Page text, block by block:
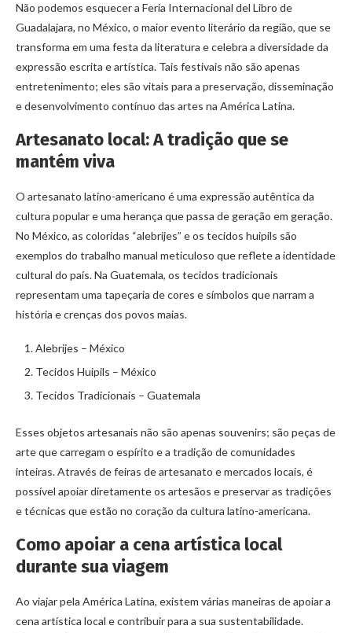
Não podemos esquecer a Feria Internacional del Libro de
Guadalajara, no México, o maior evento literário da região, que se
transforma em uma festa da literatura e celebra a diversidade da
expressão escrita e artística. Tais festivais não são apenas
entretenimento; eles são vitais para a preservação, disseminação
e desenvolvimento contínuo das artes na América Latina.
Artesanato local: A tradição que se
mantém viva
O artesanato latino-americano é uma expressão autêntica da
cultura popular e uma herança que passa de geração em geração.
No México, as coloridas “alebrijes” e os tecidos huipils são
exemplos do trabalho manual meticuloso que reflete a identidade
cultural do país. Na Guatemala, os tecidos tradicionais
representam uma tapeçaria de cores e símbolos que narram a
história e crenças dos povos maias.
Alebrijes – México
Tecidos Huipils – México
Tecidos Tradicionais – Guatemala
Esses objetos artesanais não são apenas souvenirs; são peças de
arte que carregam o espírito e a tradição de comunidades
inteiras. Através de feiras de artesanato e mercados locais, é
possível apoiar diretamente os artesãos e preservar as tradições
e técnicas que estão no coração da cultura latino-americana.
Como apoiar a cena artística local
durante sua viagem
Ao viajar pela América Latina, existem várias maneiras de apoiar a
cena artística local e contribuir para a sua sustentabilidade.